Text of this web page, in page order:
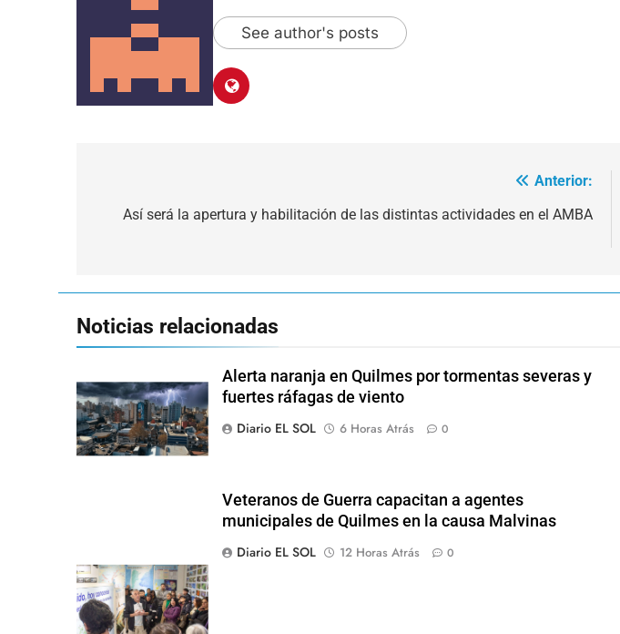
See author's posts
Anterior:
Así será la apertura y habilitación de las distintas actividades en el AMBA
Noticias relacionadas
Alerta naranja en Quilmes por tormentas severas y
fuertes ráfagas de viento
Diario EL SOL
6 Horas Atrás 0
Veteranos de Guerra capacitan a agentes
municipales de Quilmes en la causa Malvinas
Diario EL SOL
12 Horas Atrás 0